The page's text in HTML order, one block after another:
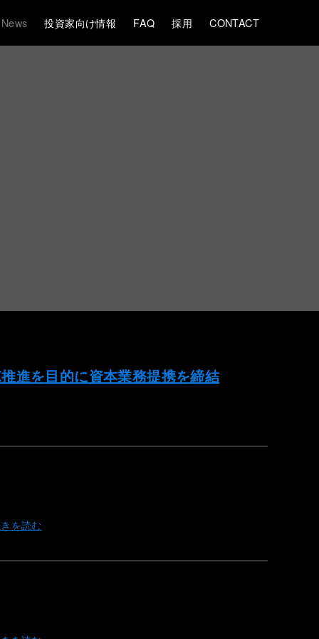
News 投資家向け情報 FAQ 採用 CONTACT
進を目的に資本業務提携を締結
を読む